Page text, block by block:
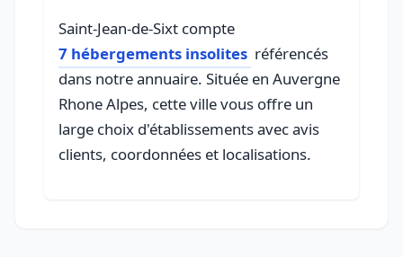
Saint-Jean-de-Sixt compte
7 hébergements insolites référencés
dans notre annuaire. Située en Auvergne
Rhone Alpes, cette ville vous offre un
large choix d'établissements avec avis
clients, coordonnées et localisations.